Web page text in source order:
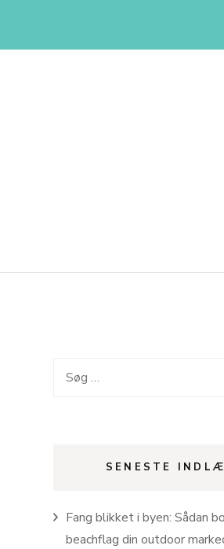
Søg
SENESTE
Fang blikket i byen: Sådan
beachflag din outdoor